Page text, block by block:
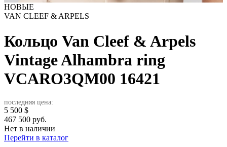
НОВЫЕ
VAN CLEEF & ARPELS
Кольцо Van Cleef & Arpels
Vintage Alhambra ring
VCARO3QM00 16421
последняя цена:
5 500 $
467 500 руб.
Нет в наличии
Перейти в каталог